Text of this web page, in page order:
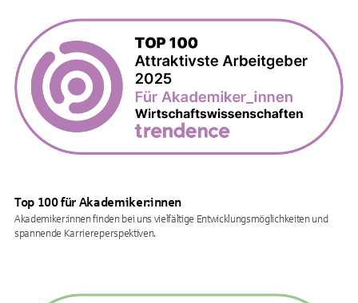
Top 100 für Akademiker:innen
Akademiker:innen finden bei uns vielfältige Entwicklungsmöglichkeiten und
spannende Karriereperspektiven.